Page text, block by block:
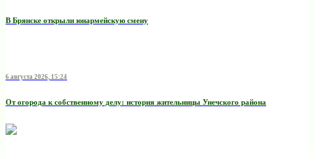
В Брянске открыли юнармейскую смену
6 августа 2026, 15:24
От огорода к собственному делу: история жительницы Унечского района